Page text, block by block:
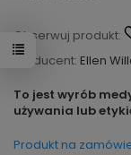
Obserwuj produkt:
Producent: Ellen
To jest wyrób
używania lub
Produkt na